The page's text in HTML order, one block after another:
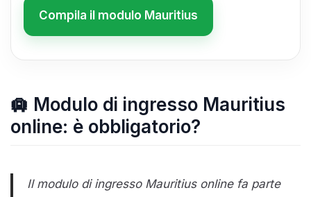
Compila il modulo Mauritius
🛄 Modulo di ingresso Mauritius
online: è obbligatorio?
Il modulo di ingresso Mauritius online fa parte